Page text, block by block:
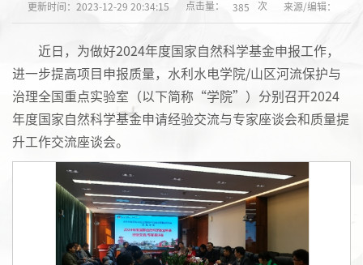
更新时间：2023-12-29 20:34:15 点击量： 385 次 来源/编辑：
近日，为做好2024年度国家自然科学基金申报工作，
进一步提高项目申报质量，水利水电学院/山区河流保护与
治理全国重点实验室（以下简称“学院”）分别召开2024
年度国家自然科学基金申请经验交流与专家座谈会和质量提
升工作交流座谈会。